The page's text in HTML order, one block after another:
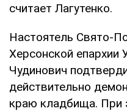
считает Лагутенко.
Настоятель Свято-
Херсонской
Чудинович
действительно
краю кладбища. При